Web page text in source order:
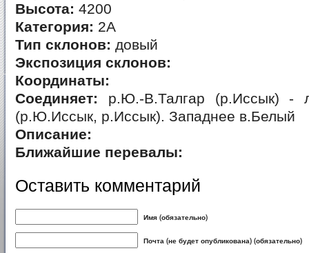
Высота: 4200
Категория: 2А
Тип склонов: довый
Экспозиция склонов:
Координаты:
Соединяет: р.Ю.-В.Талгар (р.Иссык) -
(р.Ю.Иссык, р.Иссык). Западнее в.Белый
Описание:
Ближайшие перевалы:
Оставить комментарий
Имя (обязательно)
Почта (не будет опубликована) (обязательно)